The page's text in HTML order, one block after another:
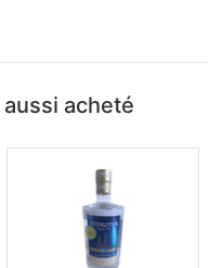
acheté